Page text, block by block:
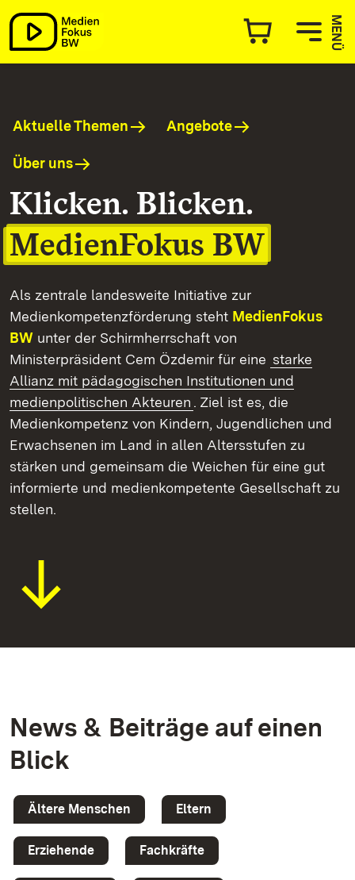
MENÜ
Aktuelle Themen Angebote
Über uns
Klicken. Blicken.
MedienFokus BW
Als zentrale landesweite Initiative zur
Medienkompetenzförderung steht MedienFokus
BW unter der Schirmherrschaft von
Ministerpräsident Cem Özdemir für eine starke
Allianz mit pädagogischen Institutionen und
medienpolitischen Akteuren . Ziel ist es, die
Medienkompetenz von Kindern, Jugendlichen und
Erwachsenen im Land in allen Altersstufen zu
stärken und gemeinsam die Weichen für eine gut
informierte und medienkompetente Gesellschaft zu
stellen.
News & Beiträge auf einen
Blick
Ältere Menschen Eltern
Erziehende Fachkräfte